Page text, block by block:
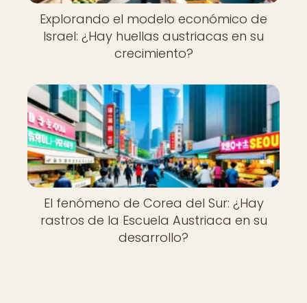
Explorando el modelo económico de
Israel: ¿Hay huellas austriacas en su
crecimiento?
El fenómeno de Corea del Sur: ¿Hay
rastros de la Escuela Austriaca en su
desarrollo?